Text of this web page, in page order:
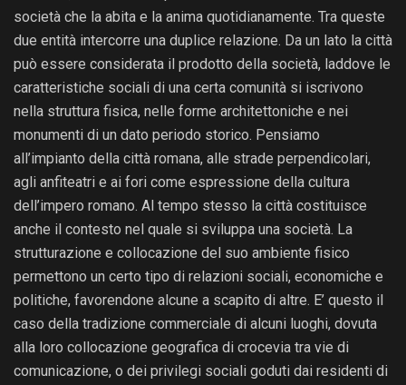
società che la abita e la anima quotidianamente. Tra queste
due entità intercorre una duplice relazione. Da un lato la città
può essere considerata il prodotto della società, laddove le
caratteristiche sociali di una certa comunità si iscrivono
nella struttura fisica, nelle forme architettoniche e nei
monumenti di un dato periodo storico. Pensiamo
all’impianto della città romana, alle strade perpendicolari,
agli anfiteatri e ai fori come espressione della cultura
dell’impero romano. Al tempo stesso la città costituisce
anche il contesto nel quale si sviluppa una società. La
strutturazione e collocazione del suo ambiente fisico
permettono un certo tipo di relazioni sociali, economiche e
politiche, favorendone alcune a scapito di altre. E’ questo il
caso della tradizione commerciale di alcuni luoghi, dovuta
alla loro collocazione geografica di crocevia tra vie di
comunicazione, o dei privilegi sociali goduti dai residenti di